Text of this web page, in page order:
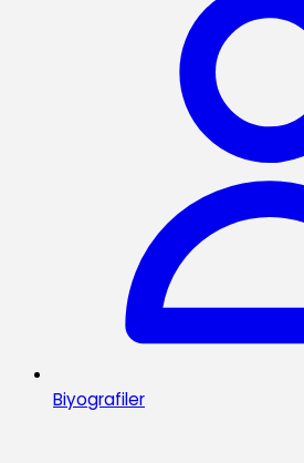
Biyografiler